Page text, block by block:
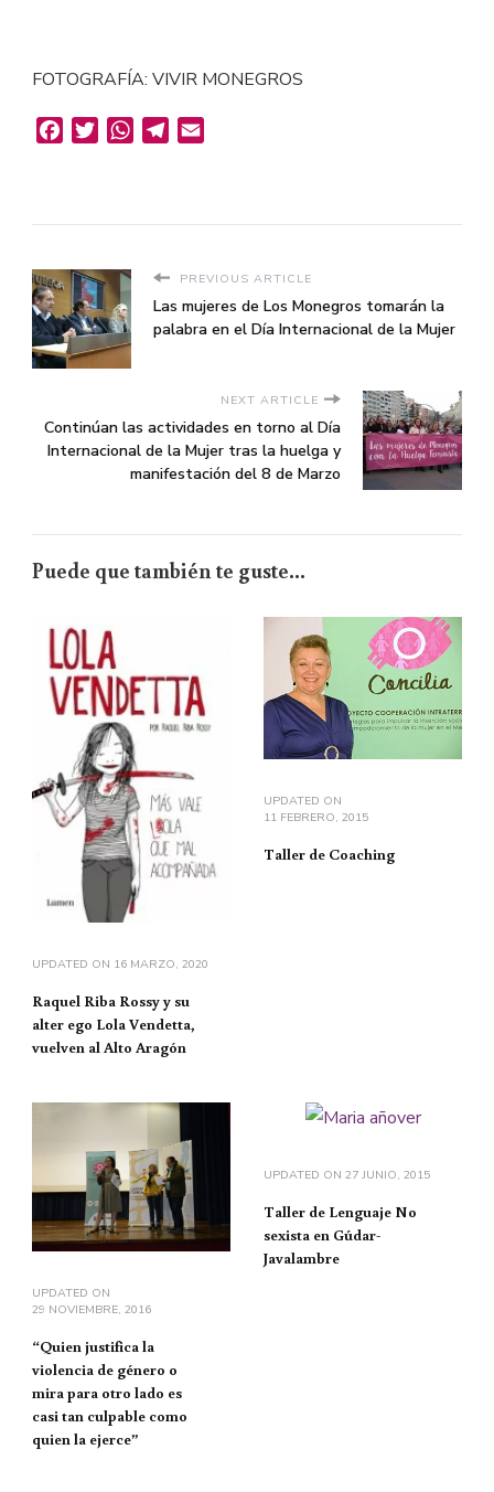
FOTOGRAFÍA: VIVIR MONEGROS
FacebookTwitterWhatsAppTelegram
PREVIOUS ARTICLE
Las mujeres de Los Monegros tomarán la
palabra en el Día Internacional de la Mujer
NEXT ARTICLE
Continúan las actividades en torno al Día
Internacional de la Mujer tras la huelga y
manifestación del 8 de Marzo
Puede que también te guste...
UPDATED ON 16 MARZO, 2020
Raquel Riba Rossy y su
alter ego Lola Vendetta,
vuelven al Alto Aragón
UPDATED ON
11 FEBRERO, 2015
Taller de Coaching
UPDATED ON
29 NOVIEMBRE, 2016
“Quien justifica la
violencia de género o
mira para otro lado es
casi tan culpable como
quien la ejerce”
UPDATED ON 27 JUNIO, 2015
Taller de Lenguaje No
sexista en Gúdar-
Javalambre